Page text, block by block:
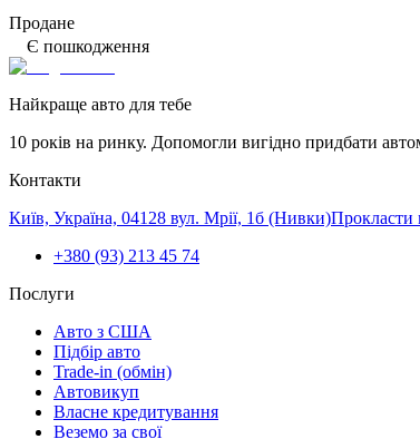
Продане
Є пошкодження
Найкраще авто для тебе
10 років на ринку. Допомогли вигідно придбати
Контакти
Київ, Україна, 04128 вул. Мрії, 1б (Нивки)Прокласти
+380 (93) 213 45 74
Послуги
Авто з США
Підбір авто
Trade-in (обмін)
Автовикуп
Власне кредитування
Веземо за свої